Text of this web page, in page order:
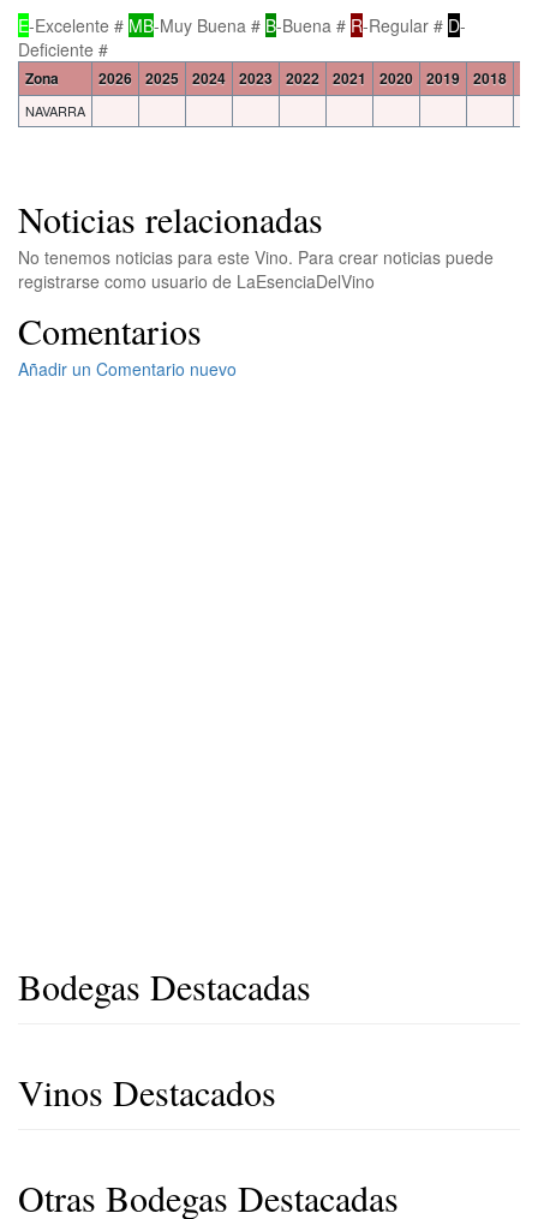
E-Excelente # MB-Muy Buena # B-Buena # R-Regular # D-
Deficiente #
Zona 2026 2025 2024 2023 2022 2021 2020 2019 2018
NAVARRA
Noticias relacionadas
No tenemos noticias para este Vino. Para crear noticias puede
registrarse como usuario de LaEsenciaDelVino
Comentarios
Añadir un Comentario nuevo
Bodegas Destacadas
Vinos Destacados
Otras Bodegas Destacadas